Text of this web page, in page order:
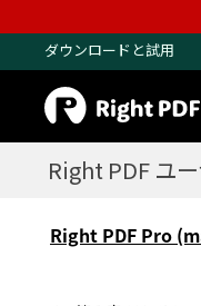
ダウンロードと試用
Right PDF ユ
Right PDF Pro